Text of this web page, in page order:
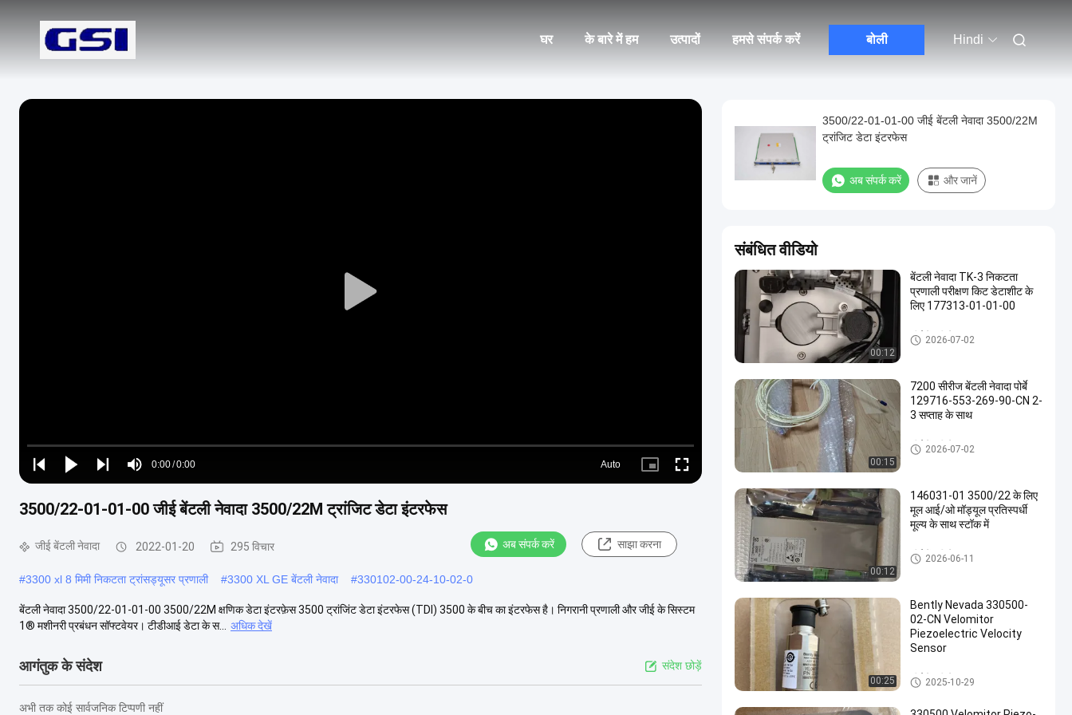
घर के बारे में हम उत्पादों हमसे संपर्क करें बोली Hindi
Play
Play
Play
Play
Mute
Time
0:00/0:00
Loaded:
0%
Auto
Picture- Fullscreen
3500/22-01-01-00 जीई बेंटली नेवादा 3500/22M ट्रांजिट डेटा इंटरफेस
जीई बेंटली नेवादा 2022-01-20 295 विचार अब संपर्क करें साझा करना
#3300 xl 8 मिमी निकटता ट्रांसड्यूसर प्रणाली #3300 XL GE बेंटली नेवादा #330102-00-24-10-02-0
बेंटली नेवादा 3500/22-01-01-00 3500/22M क्षणिक डेटा इंटरफ़ेस 3500 ट्रांजिंट डेटा इंटरफेस (TDI) 3500 के बीच का इंटरफेस है। निगरानी प्रणाली और जीई के सिस्टम
1® मशीनरी प्रबंधन सॉफ्टवेयर। टीडीआई डेटा के स...
अधिक देखें
आगंतुक के संदेश संदेश छोड़ें
अभी तक कोई सार्वजनिक टिप्पणी नहीं
3500/22-01-01-00 जीई बेंटली नेवादा 3500/22M
ट्रांजिट डेटा इंटरफेस
अब संपर्क करें और जानें
संबंधित वीडियो
00:12
बेंटली नेवादा TK-3 निकटता
प्रणाली परीक्षण किट डेटाशीट के
लिए 177313-01-01-00
जीई बेंटली नेवादा
2026-07-02
00:15
7200 सीरीज बेंटली नेवादा पोर्बे
129716-553-269-90-CN 2-
3 सप्ताह के साथ
जीई बेंटली नेवादा
2026-07-02
00:12
146031-01 3500/22 के लिए
मूल आई/ओ मॉड्यूल प्रतिस्पर्धी
मूल्य के साथ स्टॉक में
जीई बेंटली नेवादा
2026-06-11
00:25
Bently Nevada 330500-
02-CN Velomitor
Piezoelectric Velocity
Sensor
जीई बेंटली नेवादा
2025-10-29